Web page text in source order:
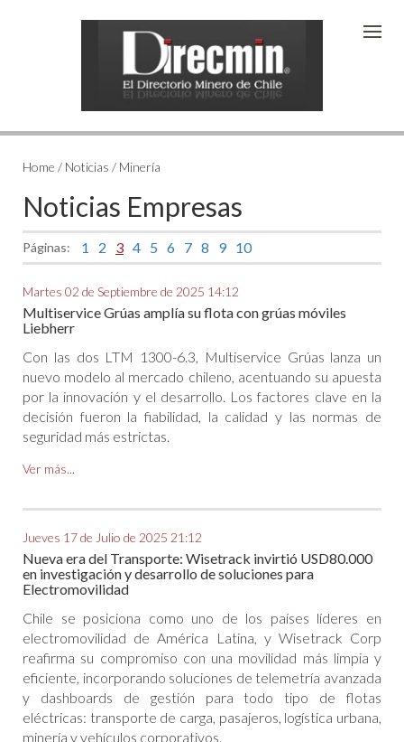
Home / Noticias / Minería
Noticias Empresas
Páginas: 1 2 3 4 5 6 7 8 9 10
Martes 02 de Septiembre de 2025 14:12
Multiservice Grúas amplía su flota con grúas móviles
Liebherr
Con las dos LTM 1300-6.3, Multiservice Grúas lanza un
nuevo modelo al mercado chileno, acentuando su apuesta
por la innovación y el desarrollo. Los factores clave en la
decisión fueron la fiabilidad, la calidad y las normas de
seguridad más estrictas.
Ver más...
Jueves 17 de Julio de 2025 21:12
Nueva era del Transporte: Wisetrack invirtió USD80.000
en investigación y desarrollo de soluciones para
Electromovilidad
Chile se posiciona como uno de los países líderes en
electromovilidad de América Latina, y Wisetrack Corp
reafirma su compromiso con una movilidad más limpia y
eficiente, incorporando soluciones de telemetría avanzada
y dashboards de gestión para todo tipo de flotas
eléctricas: transporte de carga, pasajeros, logística urbana,
minería y vehículos corporativos.